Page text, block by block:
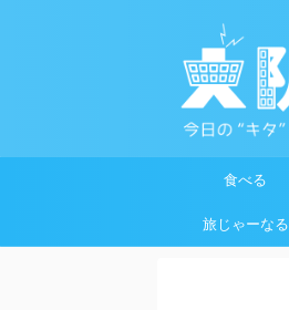
食べる
旅じゃーなる